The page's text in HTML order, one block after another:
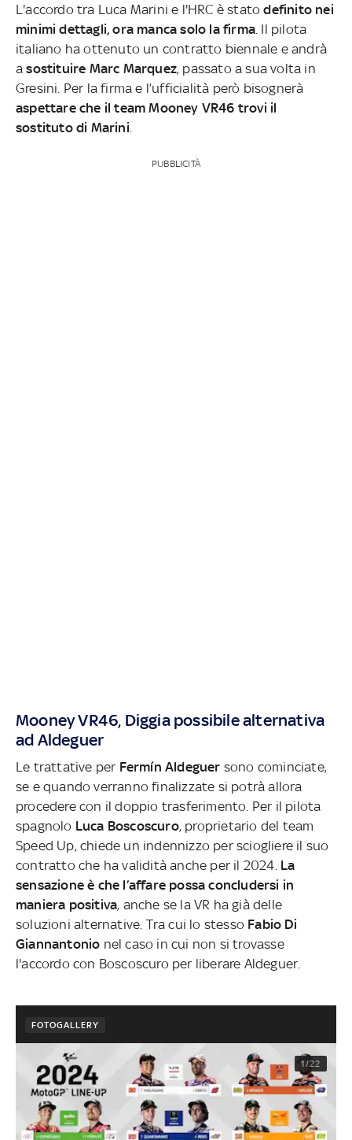
L'accordo tra Luca Marini e l'HRC è stato definito nei
minimi dettagli, ora manca solo la firma . Il pilota
italiano ha ottenuto un contratto biennale e andrà
asostituire Marc Marquez, passato a sua volta in
Gresini. Per la firma e l’ufficialità però bisognerà
aspettare che il team Mooney VR46 trovi il
sostituto di Marini
PUBBLICITÀ
Mooney VR46, Diggia possibile alternativa
ad Aldeguer
Le trattative per Fermín Aldeguer sono cominciate,
se e quando verranno finalizzate si potrà allora
procedere con il doppio trasferimento. Per il pilota
spagnolo Luca Boscoscuro, proprietario del team
Speed Up, chiede un indennizzo per sciogliere il suo
contratto che ha validità anche per il 2024. La
sensazione è che l’affare possa concludersi in
maniera positiva, anche se la VR ha già delle
soluzioni alternative. Tra cui lo stesso Fabio Di
Giannantonio nel caso in cui non si trovasse
l'accordo con Boscoscuro per liberare Aldeguer.
FOTOGALLERY
1/22